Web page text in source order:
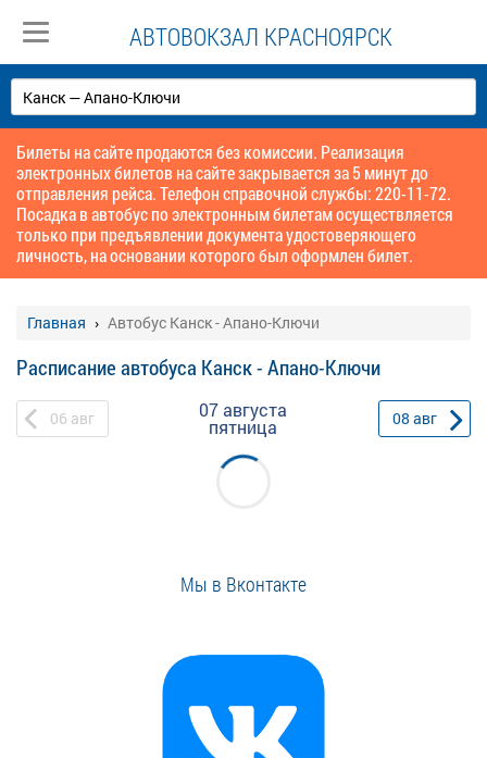
АВТОВОКЗАЛ КРАСНОЯРСК
Билеты на сайте продаются без комиссии. Реализация
электронных билетов на сайте закрывается за 5 минут до
отправления рейса. Телефон справочной службы: 220-11-72.
Посадка в автобус по электронным билетам осуществляется
только при предъявлении документа удостоверяющего
личность, на основании которого был оформлен билет.
Главная Автобус Канск - Апано-Ключи
Расписание автобуса Канск - Апано-Ключи
06 авг 07 августа
пятница 08 авг
Мы в Вконтакте